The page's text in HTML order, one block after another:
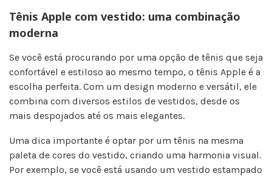
Tênis Apple com vestido: uma combinação
moderna
Se você está procurando por uma opção de tênis que seja
confortável e estiloso ao mesmo tempo, o tênis Apple é a
escolha perfeita. Com um design moderno e versátil, ele
combina com diversos estilos de vestidos, desde os
mais despojados até os mais elegantes.
Uma dica importante é optar por um tênis na mesma
paleta de cores do vestido, criando uma harmonia visual.
Por exemplo, se você está usando um vestido estampado